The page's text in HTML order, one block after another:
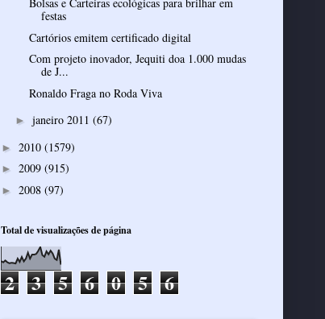
Bolsas e Carteiras ecológicas para brilhar em
festas
Cartórios emitem certificado digital
Com projeto inovador, Jequiti doa 1.000 mudas
de J...
Ronaldo Fraga no Roda Viva
► janeiro 2011 (67)
► 2010 (1579)
► 2009 (915)
► 2008 (97)
Total de visualizações de página
2 3 5 6 0 5 6